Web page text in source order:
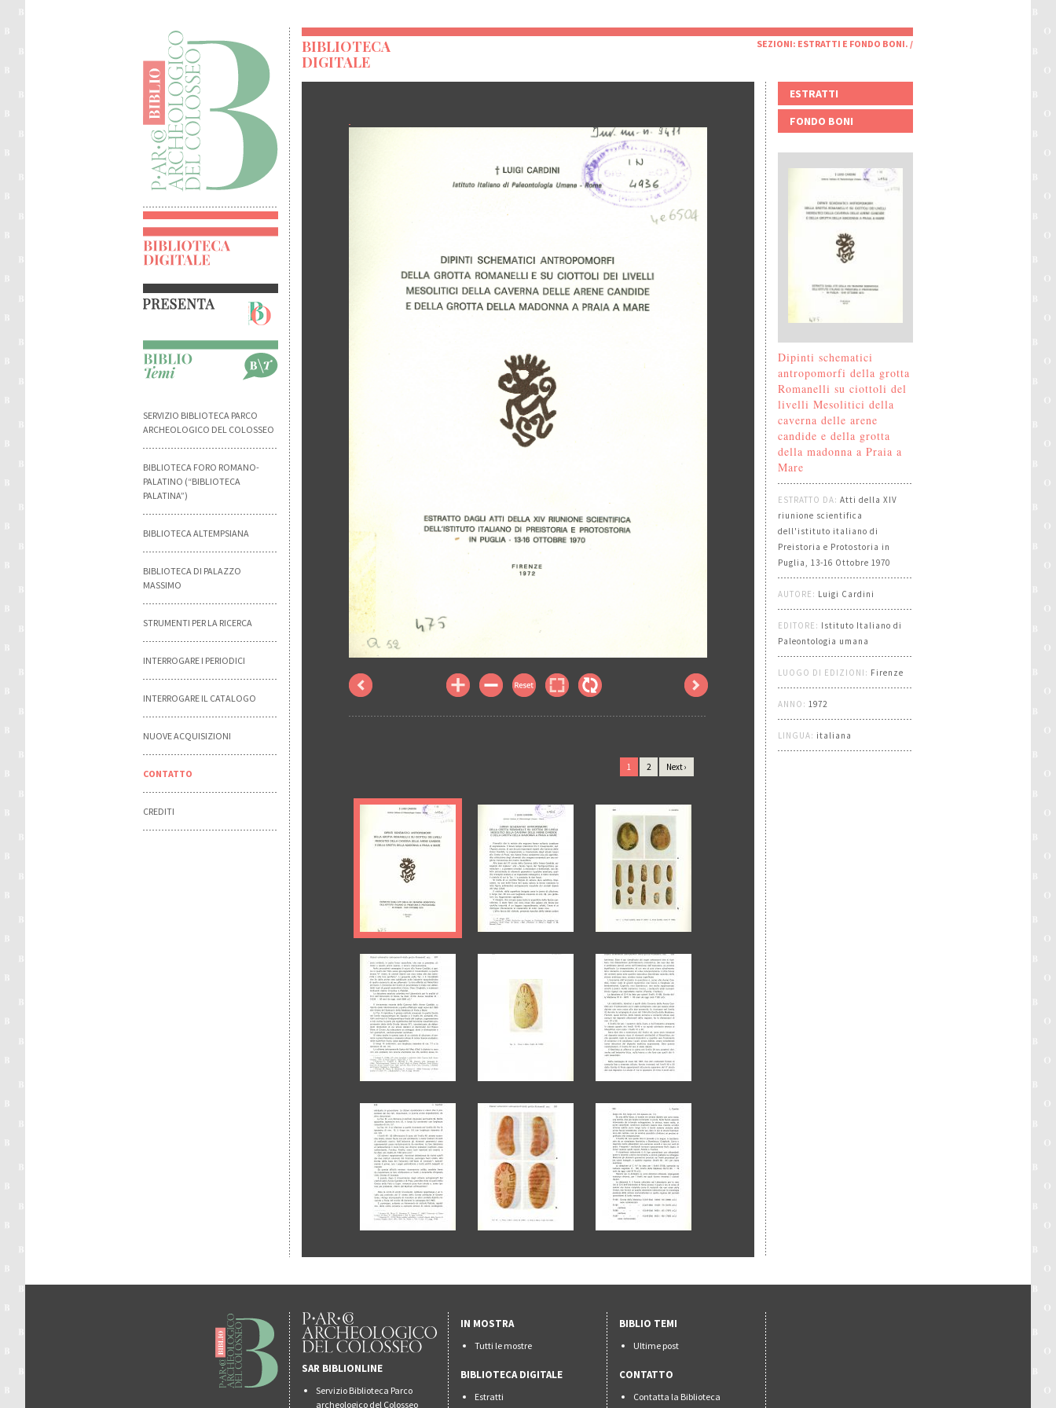
SERVIZIO BIBLIOTECA PARCO
ARCHEOLOGICO DEL COLOSSEO
BIBLIOTECA FORO ROMANO-
PALATINO (“BIBLIOTECA
PALATINA”)
BIBLIOTECA ALTEMPSIANA
BIBLIOTECA DI PALAZZO
MASSIMO
STRUMENTI PER LA RICERCA
INTERROGARE I PERIODICI
INTERROGARE IL CATALOGO
NUOVE ACQUISIZIONI
CONTATTO
CREDITI
BIBLIOTECA
DIGITALE
SEZIONI: ESTRATTI E FONDO BONI. /
1 2 Next ›
ESTRATTI
FONDO BONI
Dipinti schematici
antropomorfi della grotta
Romanelli su ciottoli del
livelli Mesolitici della
caverna delle arene
candide e della grotta
della madonna a Praia a
Mare
ESTRATTO DA: Atti della XIV
riunione scientifica
dell'istituto italiano di
Preistoria e Protostoria in
Puglia, 13-16 Ottobre 1970
AUTORE: Luigi Cardini
EDITORE: Istituto Italiano di
Paleontologia umana
LUOGO DI EDIZIONI: Firenze
ANNO: 1972
LINGUA: italiana
SAR BIBLIONLINE
Servizio Biblioteca Parco
archeologico del Colosseo
IN MOSTRA
Tutti le mostre
BIBLIOTECA DIGITALE
Estratti
BIBLIO TEMI
Ultime post
CONTATTO
Contatta la Biblioteca